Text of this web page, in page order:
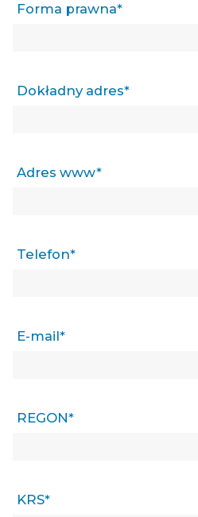
Forma prawna*
Dokładny adres*
Adres www*
Telefon*
E-mail*
REGON*
KRS*